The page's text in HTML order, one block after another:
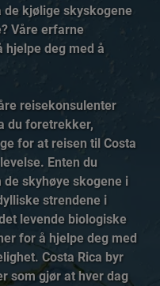
kjølige skyskogene
Våre erfarne
deg med å
reisekonsulenter
du foretrekker,
for at reisen til Costa
Enten du
skyhøye skogene i
strendene i
levende biologiske
for å hjelpe deg med
Costa Rica byr
som gjør at hver dag